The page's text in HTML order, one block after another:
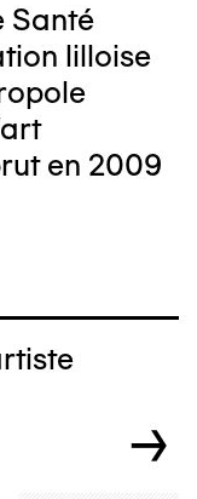
Santé
lilloise
en 2009
→